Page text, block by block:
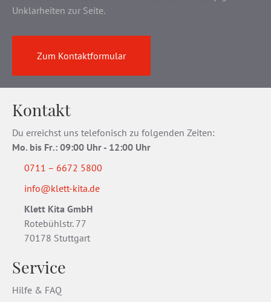
Unklarheiten zur Seite.
Zum Kontaktformular
Kontakt
Du erreichst uns telefonisch zu folgenden Zeiten:
Mo. bis Fr.: 09:00 Uhr - 12:00 Uhr
0711 – 6672 5800
info@klett-kita.de
Klett Kita GmbH
Rotebühlstr. 77
70178 Stuttgart
Service
Hilfe & FAQ